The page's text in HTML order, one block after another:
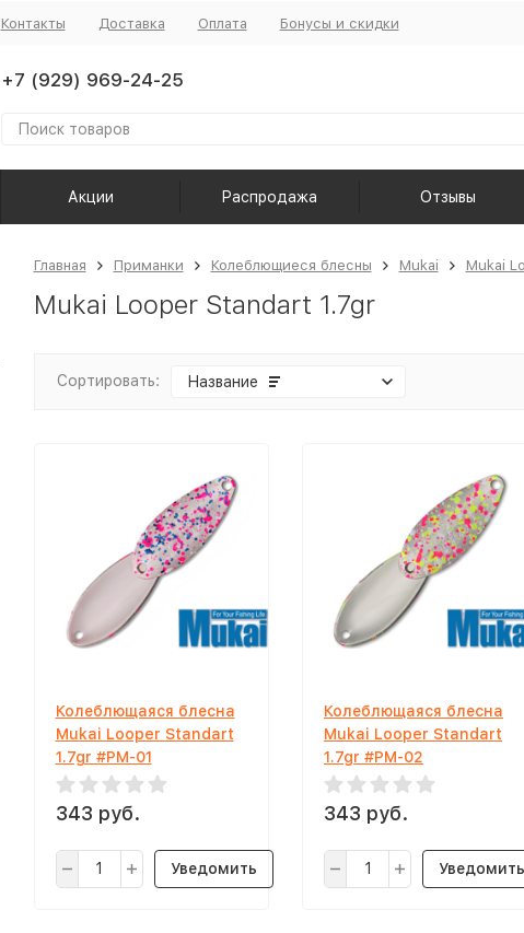
Контакты Доставка Оплата Бонусы и скидки
+7 (929) 969-24-25
Акции Распродажа Отзывы
Главная Приманки Колеблющиеся блесны Mukai Mukai
Mukai Looper Standart 1.7gr
Сортировать: Название
Колеблющаяся блесна
Mukai Looper Standart
1.7gr #PM-01
343 руб.
Уведомить
Колеблющаяся блесна
Mukai Looper Standart
1.7gr #PM-02
343 руб.
Уведомить